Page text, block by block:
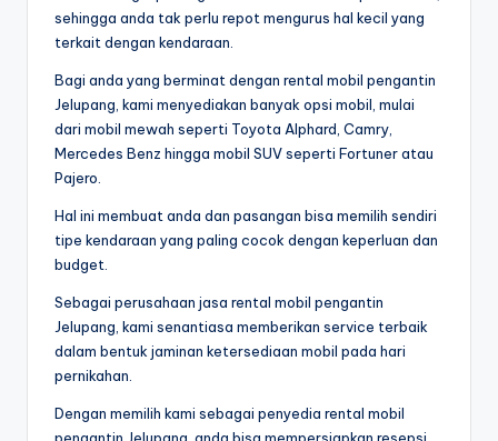
sehingga anda tak perlu repot mengurus hal kecil yang
terkait dengan kendaraan.
Bagi anda yang berminat dengan rental mobil pengantin
Jelupang, kami menyediakan banyak opsi mobil, mulai
dari mobil mewah seperti Toyota Alphard, Camry,
Mercedes Benz hingga mobil SUV seperti Fortuner atau
Pajero.
Hal ini membuat anda dan pasangan bisa memilih sendiri
tipe kendaraan yang paling cocok dengan keperluan dan
budget.
Sebagai perusahaan jasa rental mobil pengantin
Jelupang, kami senantiasa memberikan service terbaik
dalam bentuk jaminan ketersediaan mobil pada hari
pernikahan.
Dengan memilih kami sebagai penyedia rental mobil